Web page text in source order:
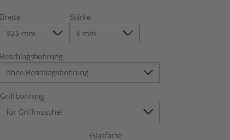
Breite Stärke
Beschlagsbohrung
Griffbohrung
Glasfarbe